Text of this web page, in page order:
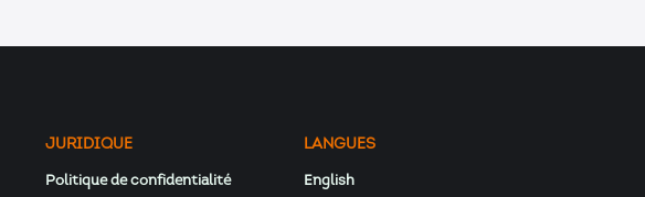
JURIDIQUE
Politique de confidentialité
LANGUES
English